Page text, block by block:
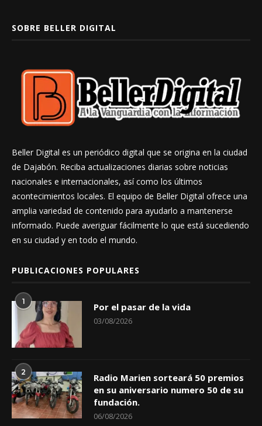
SOBRE BELLER DIGITAL
Beller Digital es un periódico digital que se origina en la ciudad
de Dajabón. Reciba actualizaciones diarias sobre noticias
nacionales e internacionales, así como los últimos
acontecimientos locales. El equipo de Beller Digital ofrece una
amplia variedad de contenido para ayudarlo a mantenerse
informado. Puede averiguar fácilmente lo que está sucediendo
en su ciudad y en todo el mundo.
PUBLICACIONES POPULARES
1 Por el pasar de la vida
03/08/2026
2
Radio Marien sorteará 50 premios
en su aniversario numero 50 de su
fundación.
06/08/2026